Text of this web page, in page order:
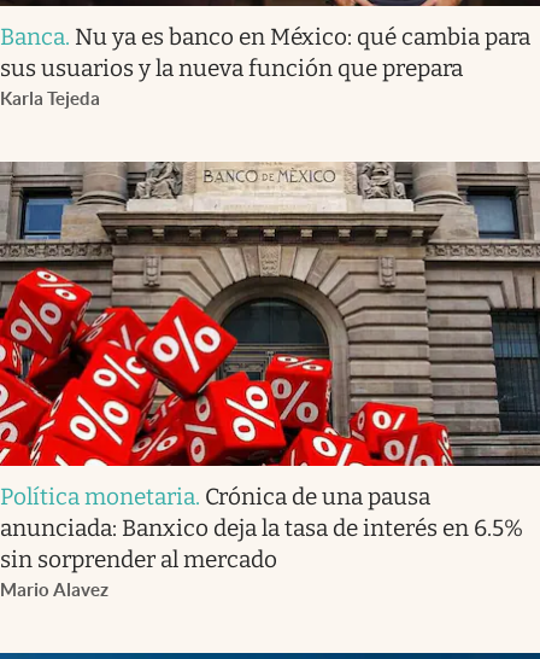
Banca. Nu ya es banco en México: qué cambia para
sus usuarios y la nueva función que prepara
Karla Tejeda
Política monetaria. Crónica de una pausa
anunciada: Banxico deja la tasa de interés en 6.5%
sin sorprender al mercado
Mario Alavez